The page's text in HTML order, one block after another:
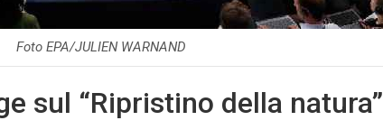
Foto EPA/JULIEN WARNAND
sul “Ripristino della natura”